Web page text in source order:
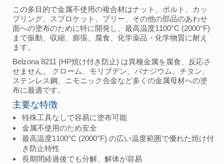
この多目的で金属不使用の複合材はナット、ボルト、カッ
プリング、スプロケット、プリー、その他の部品のあわせ
面への塗布のために特に開発し、最高温度1100°C (2000°F)
まで振動、収縮、膨張、腐食、化学薬品・化学物質に耐え
ます。
Belzona 8211 (HP焼け付き防止) は異種金属を腐食、反応さ
せません。 クローム、モリブデン、バナジウム、チタン、
ステンレス鋼、ニモニック合金など多くの金属母材への塗
布に最適です。
主要な特徴
特殊工具なしで容易に塗布可能
金属不使用のため安全
最高温度1100°C (2000°F) の広い温度範囲で優れた焼け付
き防止特性
長期間経過後でも分解、解体が容易